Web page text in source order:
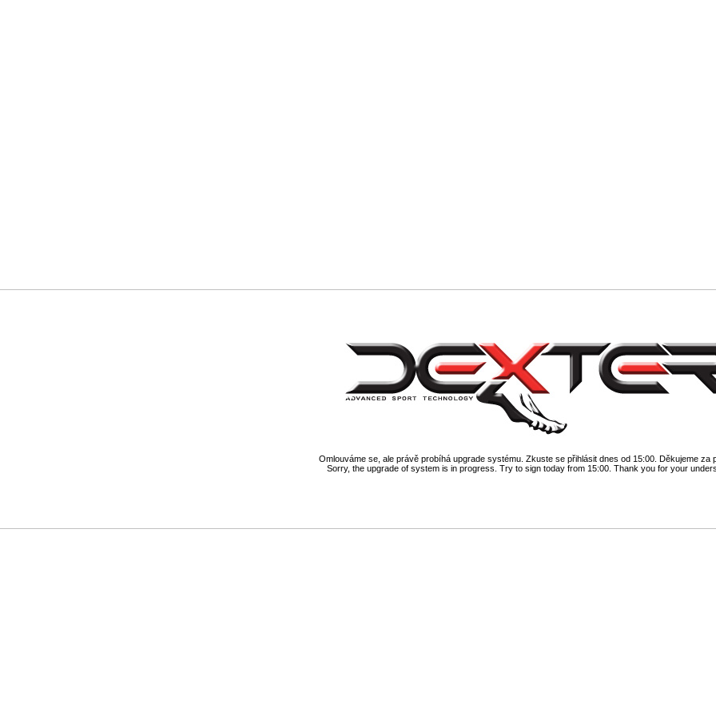
Omlouváme se, ale právě probíhá upgrade systému. Zkuste se přihlásit dnes od 15:00. Děkujeme za
Sorry, the upgrade of system is in progress. Try to sign today from 15:00. Thank you for your